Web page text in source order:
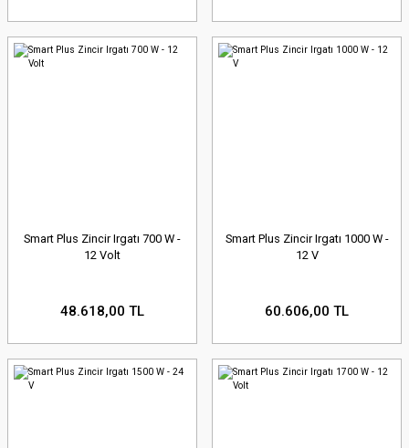
Smart Plus Zincir Irgatı 700 W -
12 Volt
48.618,00 TL
Smart Plus Zincir Irgatı 1000 W -
12 V
60.606,00 TL